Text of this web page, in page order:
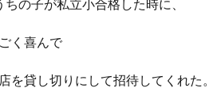
ちの子が私立小合格した時に、
く喜んで
を貸し切りにして招待してくれた。